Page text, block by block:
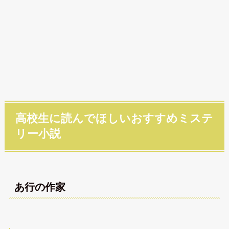
高校生に読んでほしいおすすめミステ
リー小説
あ行の作家